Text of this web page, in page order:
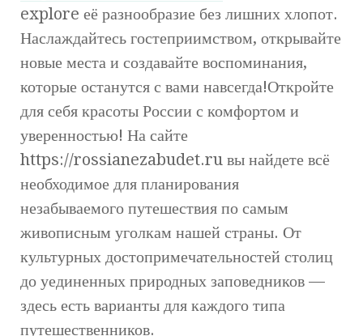
explore её разнообразие без лишних хлопот.
Наслаждайтесь гостеприимством, открывайте
новые места и создавайте воспоминания,
которые останутся с вами навсегда!Откройте
для себя красоты России с комфортом и
уверенностью! На сайте
https://rossianezabudet.ru вы найдете всё
необходимое для планирования
незабываемого путешествия по самым
живописным уголкам нашей страны. От
культурных достопримечательностей столиц
до уединенных природных заповедников —
здесь есть варианты для каждого типа
путешественников.